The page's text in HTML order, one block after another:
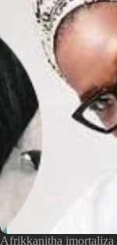
Afrikkanitha